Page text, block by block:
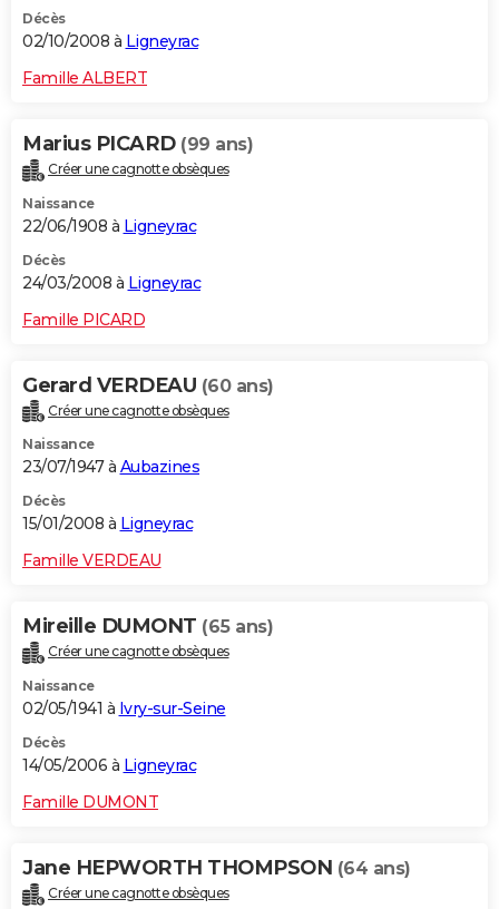
Décès
02/10/2008 à Ligneyrac
Famille ALBERT
Marius PICARD (99 ans)
Créer une cagnotte obsèques
Naissance
22/06/1908 à Ligneyrac
Décès
24/03/2008 à Ligneyrac
Famille PICARD
Gerard VERDEAU (60 ans)
Créer une cagnotte obsèques
Naissance
23/07/1947 à Aubazines
Décès
15/01/2008 à Ligneyrac
Famille VERDEAU
Mireille DUMONT (65 ans)
Créer une cagnotte obsèques
Naissance
02/05/1941 à Ivry-sur-Seine
Décès
14/05/2006 à Ligneyrac
Famille DUMONT
Jane HEPWORTH THOMPSON (64 ans)
Créer une cagnotte obsèques